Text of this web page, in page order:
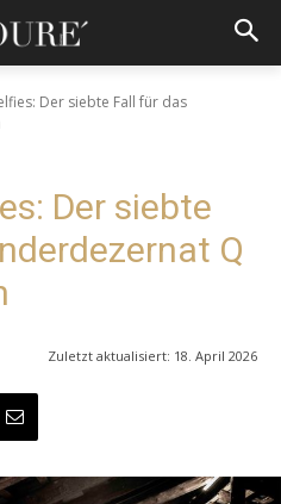
Der siebte Fall für das
Der siebte
Q
Zuletzt aktualisiert: 18. April 2026